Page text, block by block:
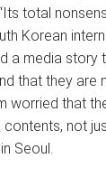
total
Korean
a media story
that they are
worried that
not
Seoul.